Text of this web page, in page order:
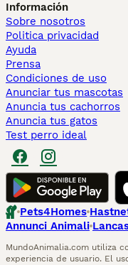
Información
Sobre nosotros
Politica privacidad
Ayuda
Prensa
Condiciones de uso
Anunciar tus mascotas
Anuncia tus cachorros
Anuncia tus gatos
Test perro ideal
Pets4Homes
Annunci Animali
MundoAnimalia.com utiliza
experiencia de usuario. El